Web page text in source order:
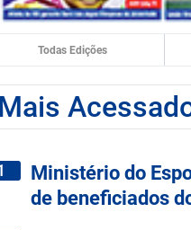
Todas Edições
Mais
Ministério do
de beneficiados